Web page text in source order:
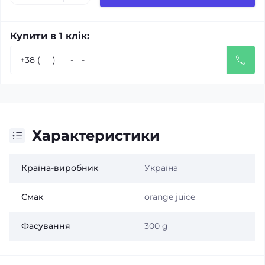
Купити в 1 клік:
Характеристики
Країна-виробник Україна
Смак orange juice
Фасування 300 g